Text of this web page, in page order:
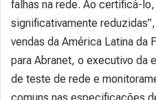
falhas na rede. Ao certificá-
significativamente
vendas da América Latina da
para Abranet, o executivo da
de teste de rede e